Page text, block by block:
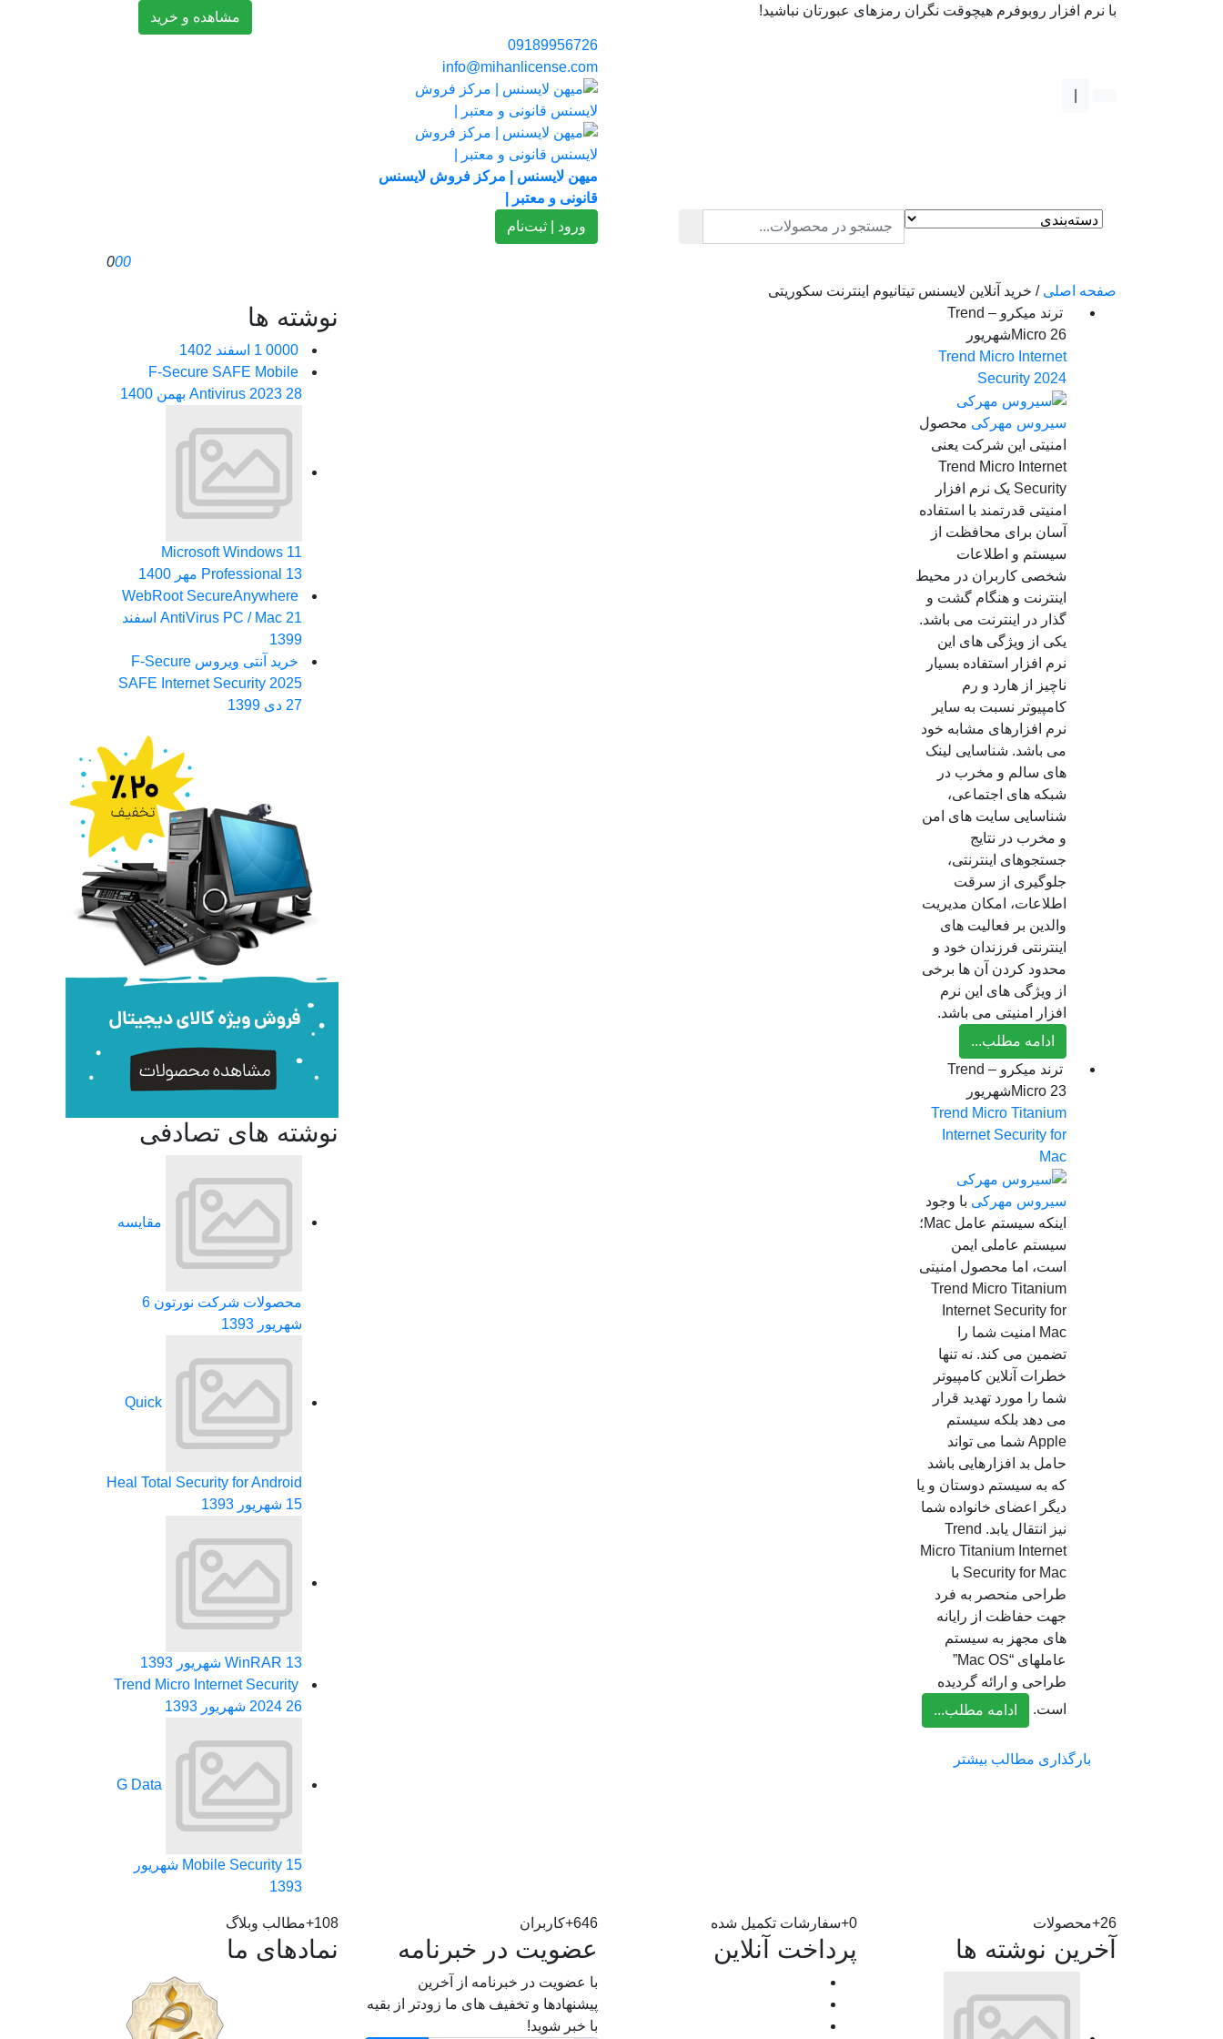
با نرم افزار روبوفرم هیچوقت نگران رمزهای عبورتان نباشید!
مشاهده و خرید
09189956726
info@mihanlicense.com
میهن لایسنس | مرکز فروش لایسنس
قانونی و معتبر |
ورود | ثبت‌نام
0
0
0
صفحه اصلی / خرید آنلاین لایسنس تیتانیوم اینترنت سکوریتی
ترند میکرو – Trend
Micro 26
شهریور
Trend Micro Internet
Security 2024
سیروس مهرکی محصول
امنیتی این شرکت یعنی
Trend Micro Internet
Security یک نرم افزار
امنیتی قدرتمند با استفاده
آسان برای محافظت از
سیستم و اطلاعات
شخصی کاربران در محیط
اینترنت و هنگام گشت و
گذار در اینترنت می باشد.
یکی از ویژگی های این
نرم افزار استفاده بسیار
ناچیز از هارد و رم
کامپیوتر نسبت به سایر
نرم افزارهای مشابه خود
می باشد. شناسایی لینک
های سالم و مخرب در
شبکه های اجتماعی،
شناسایی سایت های امن
و مخرب در نتایج
جستجوهای اینترنتی،
جلوگیری از سرقت
اطلاعات، امکان مدیریت
والدین بر فعالیت های
اینترنتی فرزندان خود و
محدود کردن آن ها برخی
از ویژگی های این نرم
افزار امنیتی می باشد.
ادامه مطلب...
ترند میکرو – Trend
Micro 23
شهریور
Trend Micro Titanium
Internet Security for
Mac
سیروس مهرکی با وجود
اینکه سیستم عامل Mac؛
سیستم عاملی ایمن
است، اما محصول امنیتی
Trend Micro Titanium
Internet Security for
Mac امنیت شما را
تضمین می کند. نه تنها
خطرات آنلاین کامپیوتر
شما را مورد تهدید قرار
می دهد بلکه سیستم
Apple شما می تواند
حامل بد افزارهایی باشد
که به سیستم دوستان و یا
دیگر اعضای خانواده شما
نیز انتقال یابد. Trend
Micro Titanium Internet
Security for Mac با
طراحی منحصر به فرد
جهت حفاظت از رایانه
های مجهز به سیستم
عاملهای “Mac OS”
طراحی و ارائه گردیده
است.
ادامه مطلب...
بارگذاری مطالب بیشتر
نوشته ها
0000 1 اسفند 1402
F-Secure SAFE Mobile
Antivirus 2023 28 بهمن 1400
Microsoft Windows 11
Professional 13 مهر 1400
WebRoot SecureAnywhere
AntiVirus PC / Mac 21 اسفند
1399
خرید آنتی ویروس F-Secure
SAFE Internet Security 2025
27 دی 1399
نوشته های تصادفی
مقایسه
محصولات شرکت نورتون 6
شهریور 1393
Quick
Heal Total Security for Android
15 شهریور 1393
WinRAR 13 شهریور 1393
Trend Micro Internet Security
2024 26 شهریور 1393
G Data
Mobile Security 15 شهریور
1393
26+ محصولات 0+ سفارشات تکمیل شده 646+ کاربران 108+ مطالب وبلاگ
آخرین نوشته ها پرداخت آنلاین عضویت در خبرنامه
با عضویت در خبرنامه از آخرین
پیشنهادها و تخفیف های ما زودتر از بقیه
با خبر شوید!
نمادهای ما